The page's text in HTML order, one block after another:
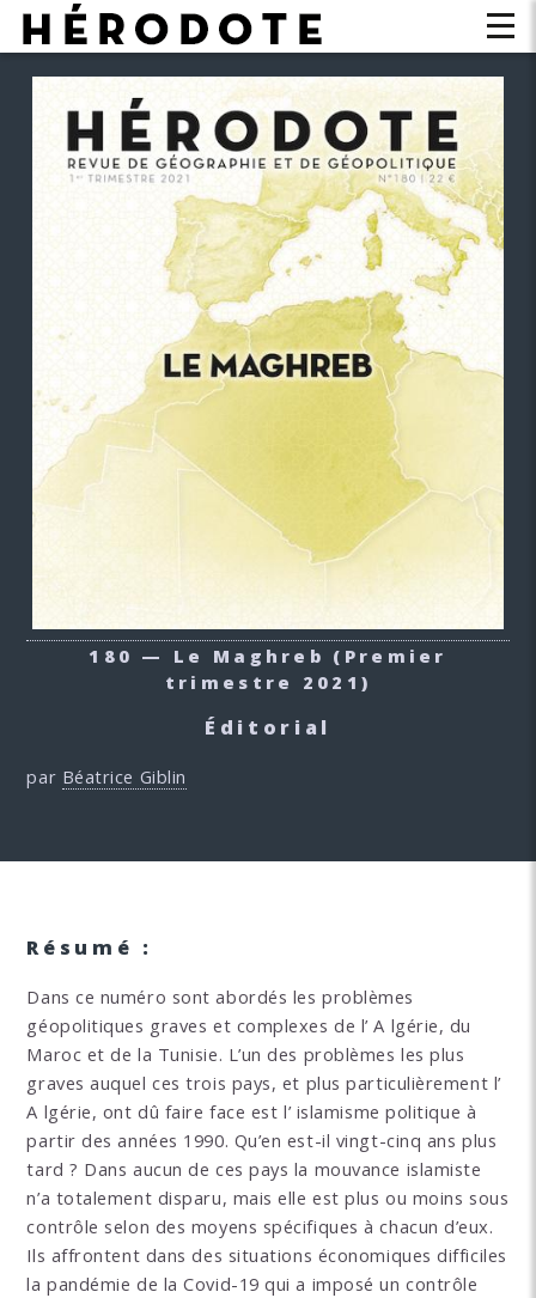
180 — Le Maghreb (Premier
trimestre 2021)
Éditorial
par Béatrice Giblin
Résumé :
Dans ce numéro sont abordés les problèmes
géopolitiques graves et complexes de l’ A lgérie, du
Maroc et de la Tunisie. L’un des problèmes les plus
graves auquel ces trois pays, et plus particulièrement l’
A lgérie, ont dû faire face est l’ islamisme politique à
partir des années 1990. Qu’en est-il vingt-cinq ans plus
tard ? Dans aucun de ces pays la mouvance islamiste
n’a totalement disparu, mais elle est plus ou moins sous
contrôle selon des moyens spécifiques à chacun d’eux.
Ils affrontent dans des situations économiques difficiles
la pandémie de la Covid-19 qui a imposé un contrôle